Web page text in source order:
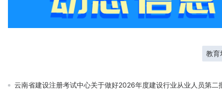
教育
云南省建设注册考试中心关于做好2026年度建设行业从业人员第